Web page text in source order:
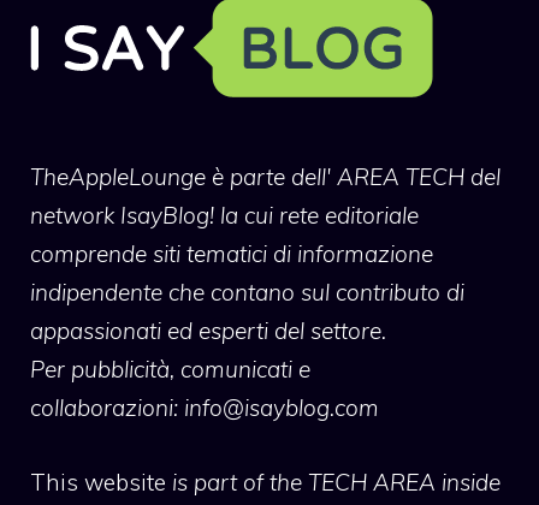
TheAppleLounge è parte dell' AREA TECH del
network IsayBlog! la cui rete editoriale
comprende siti tematici di informazione
indipendente che contano sul contributo di
appassionati ed esperti del settore.
Per pubblicità, comunicati e
collaborazioni: info@isayblog.com
This website is part of the TECH AREA inside